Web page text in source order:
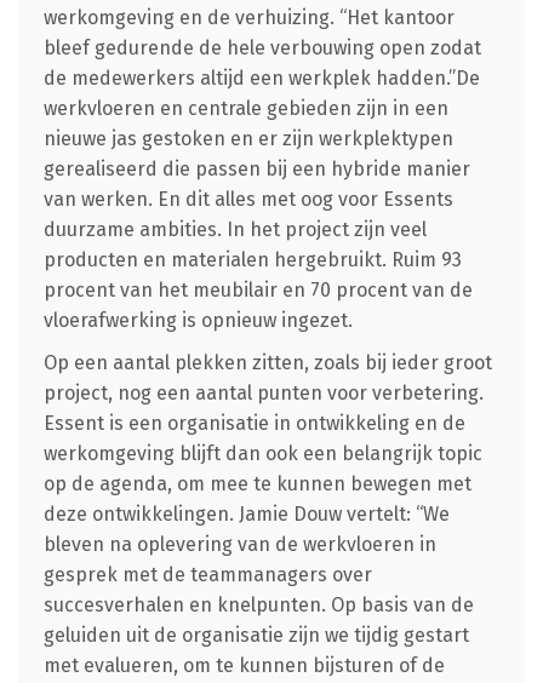
werkomgeving en de verhuizing. “Het kantoor
bleef gedurende de hele verbouwing open zodat
de medewerkers altijd een werkplek hadden.”De
werkvloeren en centrale gebieden zijn in een
nieuwe jas gestoken en er zijn werkplektypen
gerealiseerd die passen bij een hybride manier
van werken. En dit alles met oog voor Essents
duurzame ambities. In het project zijn veel
producten en materialen hergebruikt. Ruim 93
procent van het meubilair en 70 procent van de
vloerafwerking is opnieuw ingezet.
Op een aantal plekken zitten, zoals bij ieder groot
project, nog een aantal punten voor verbetering.
Essent is een organisatie in ontwikkeling en de
werkomgeving blijft dan ook een belangrijk topic
op de agenda, om mee te kunnen bewegen met
deze ontwikkelingen. Jamie Douw vertelt: “We
bleven na oplevering van de werkvloeren in
gesprek met de teammanagers over
succesverhalen en knelpunten. Op basis van de
geluiden uit de organisatie zijn we tijdig gestart
met evalueren, om te kunnen bijsturen of de